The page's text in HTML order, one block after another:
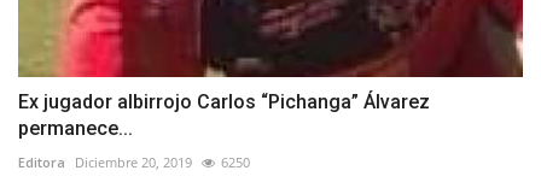
Ex jugador albirrojo Carlos “Pichanga” Álvarez
permanece...
Editora Diciembre 20, 2019 6250